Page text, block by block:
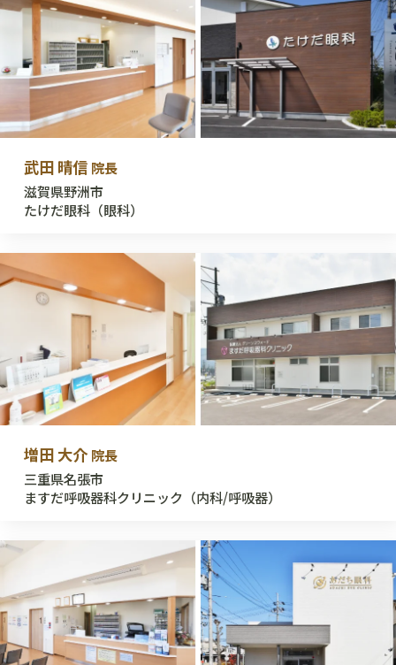
武田 晴信 院長
滋賀県野洲市
たけだ眼科（眼科）
増田 大介 院長
三重県名張市
ますだ呼吸器科クリニック（内科/呼吸器）